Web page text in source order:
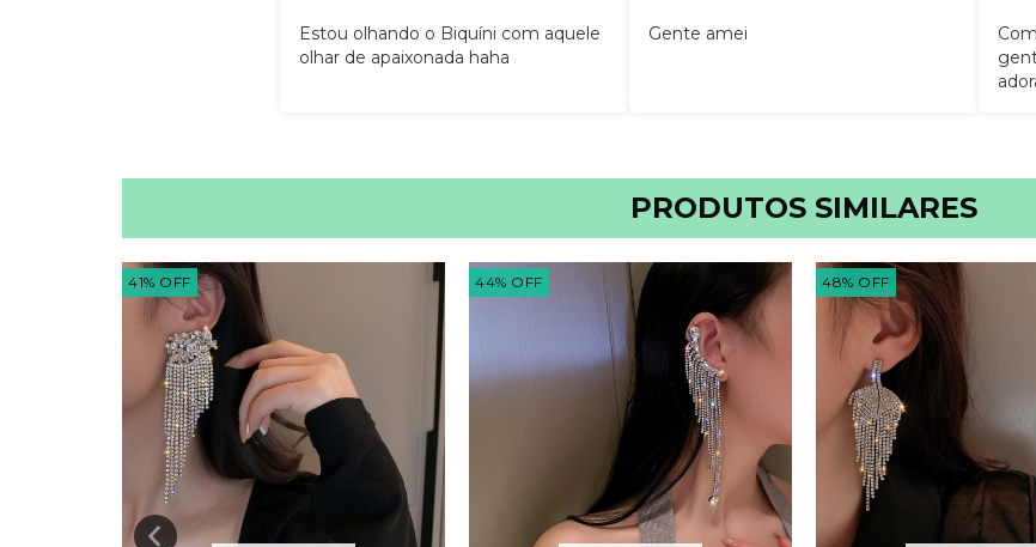
Estou olhando o Biquíni com aquele
olhar de apaixonada haha
Gente amei
PRODUTOS SIMILARES
41% OFF 44% OFF 48% OFF